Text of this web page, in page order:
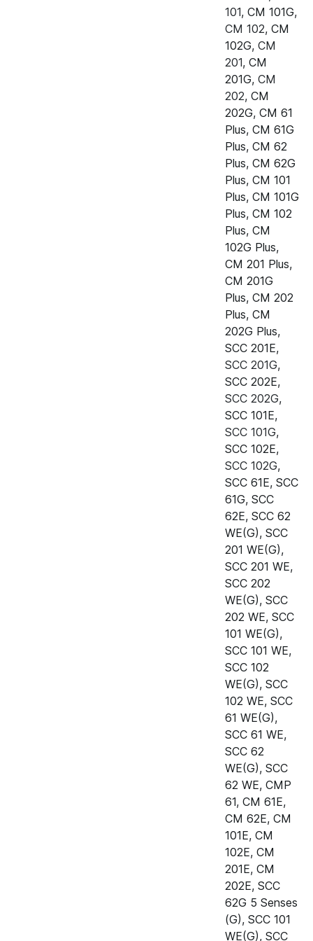
40.00.091
40.00.091
40.00.091
40.00.091
40.00.091
40.00.091
40.00.091
40.00.091
40.00.091
40.00.091
40.00.091
40.00.091
40.00.091
40.00.091
40.00.091
40.00.091
40.00.091
40.00.091
40.00.091
40.00.091
101, CM 101G,
CM 102, CM
102G, CM
201, CM
201G, CM
202, CM
202G, CM 61
Plus, CM 61G
Plus, CM 62
Plus, CM 62G
Plus, CM 101
Plus, CM 101G
Plus, CM 102
Plus, CM
102G Plus,
CM 201 Plus,
CM 201G
Plus, CM 202
Plus, CM
202G Plus,
SCC 201E,
SCC 201G,
SCC 202E,
SCC 202G,
SCC 101E,
SCC 101G,
SCC 102E,
SCC 102G,
SCC 61E, SCC
61G, SCC
62E, SCC 62
WE(G), SCC
201 WE(G),
SCC 201 WE,
SCC 202
WE(G), SCC
202 WE, SCC
101 WE(G),
SCC 101 WE,
SCC 102
WE(G), SCC
102 WE, SCC
61 WE(G),
SCC 61 WE,
SCC 62
WE(G), SCC
62 WE, CMP
61, CM 61E,
CM 62E, CM
101E, CM
102E, CM
201E, CM
202E, SCC
62G 5 Senses
(G), SCC 101
WE(G), SCC